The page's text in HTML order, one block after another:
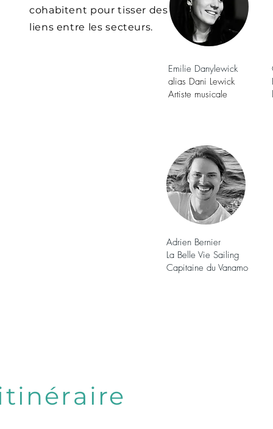
cohabitent pour tisser des
liens entre les secteurs.
Emilie Danylewick
alias Dani Lewick
Artiste musicale
Adrien Bernier
La Belle Vie Sailing
Capitaine du Vanamo